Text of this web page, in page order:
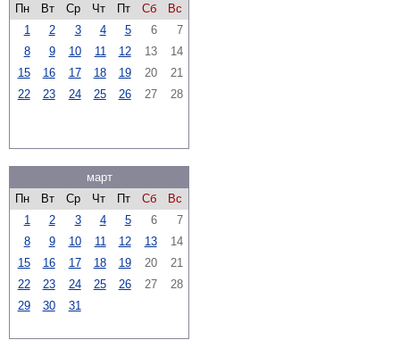
Пн Вт Ср Чт Пт Сб
Вс
1
2 3 4 5 6
7
8
9 10 11 12 13
14
15
16 17 18 19 20
21
22
23 24 25 26 27 28
март
Пн
Вт Ср Чт Пт Сб
Вс
1
2 3 4 5 6
7
8
9 10 11 12 13
14
15
16 17 18 19 20
21
22
23 24 25 26 27
28
29
30 31